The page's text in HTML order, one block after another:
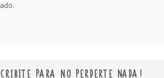
PARA NO PERDERTE NADA!